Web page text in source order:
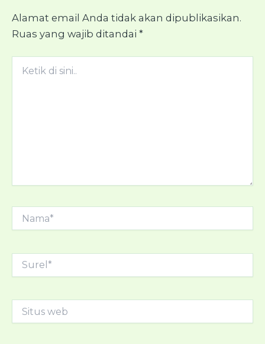
Alamat email Anda tidak akan dipublikasikan.
Ruas yang wajib ditandai *
Surel*
Situs
web